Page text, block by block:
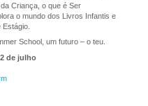
Criança, o que é Ser
o mundo dos Livros Infantis e
School, um futuro – o teu.
de julho